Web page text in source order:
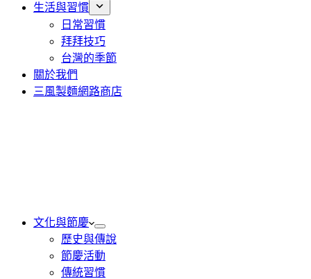
生活與習慣
日常習慣
拜拜技巧
台灣的季節
關於我們
三風製麵網路商店
文化與節慶
歷史與傳說
節慶活動
傳統習慣